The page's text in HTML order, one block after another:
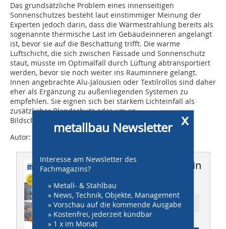
Das grundsätzliche Problem eines innenseitigen
Sonnenschutzes besteht laut einstimmiger Meinung der
Experten jedoch darin, dass die Wärmestrahlung bereits als
sogenannte thermische Last im Gebäudeinneren angelangt
ist, bevor sie auf die Beschattung trifft. Die warme
Luftschicht, die sich zwischen Fassade und Sonnenschutz
staut, müsste im Optimalfall durch Lüftung abtransportiert
werden, bevor sie noch weiter ins Rauminnere gelangt.
Innen angebrachte Alu-Jalousien oder Textilrollos sind daher
eher als Ergänzung zu außenliegenden Systemen zu
empfehlen. Sie eignen sich bei starkem Lichteinfall als
zusätzlicher Blendschutz oder um an
Bildschirmarbeitsplätzen Kontraste zu reduzieren.
Autor: Silke Blumenröder
Dieser Artikel erschien in
metallbau 04/2020
Ressort: TECHNIK
x
metallbau Newsletter
Interesse am Newsletter des
Fachmagazins?
» Metall- & Stahlbau
» News, Technik, Objekte, Management
» Vorschau auf die kommende Ausgabe
» Kostenfrei, jederzeit kündbar
» 1 x im Monat